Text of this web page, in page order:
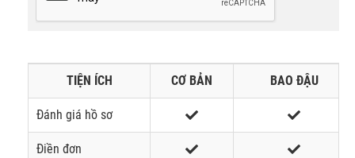
TIỆN ÍCH CƠ BẢN BAO ĐẬU
Đánh giá hồ sơ
Điền đơn